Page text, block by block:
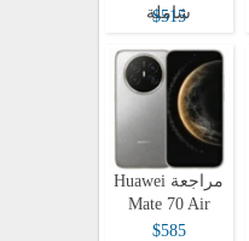
شاملة
$515
مراجعة Huawei
Mate 70 Air
$585